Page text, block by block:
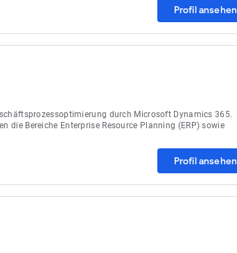
Profil ansehen
durch Microsoft Dynamics 365.
die Bereiche Enterprise Resource Planning (ERP) sowie
Profil ansehen